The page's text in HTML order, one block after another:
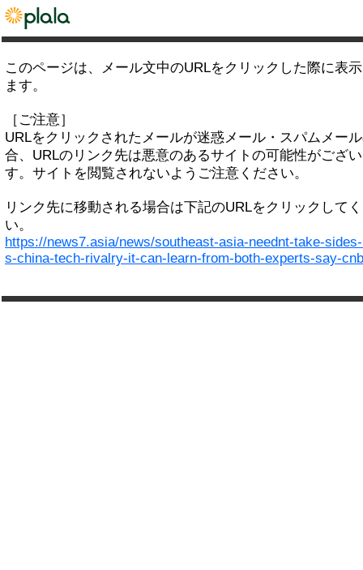
このページは、メール文中のURLをクリックした際に表
ます。
［ご注意］
URLをクリックされたメールが迷惑メール・スパムメー
合、URLのリンク先は悪意のあるサイトの可能性がござ
す。サイトを閲覧されないようご注意ください。
リンク先に移動される場合は下記のURLをクリックして
い。
https://news7.asia/news/southeast-asia-neednt-take-
s-china-tech-rivalry-it-can-learn-from-both-experts-say-